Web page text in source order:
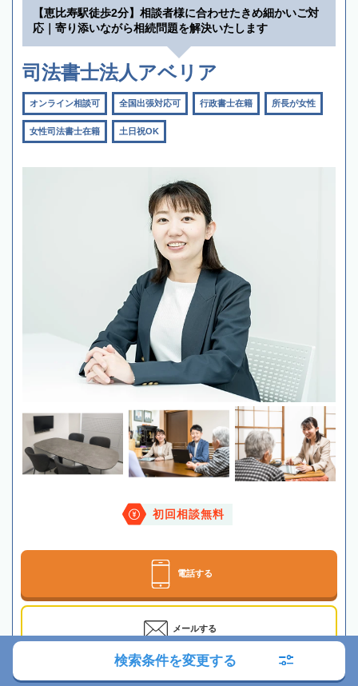
【恵比寿駅徒歩2分】相談者様に合わせたきめ細かいご対
応｜寄り添いながら相続問題を解決いたします
司法書士法人アベリア
オンライン相談可 全国出張対応可 行政書士在籍 所長が女性
女性司法書士在籍 土日祝OK
初回相談無料
電話する
メールする
検索条件を変更する